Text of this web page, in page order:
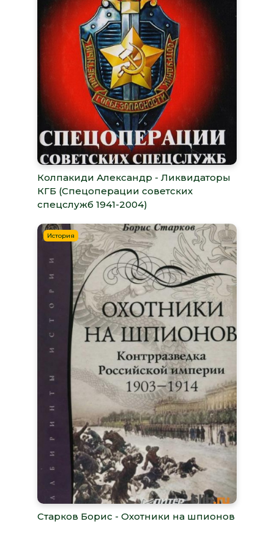
Колпакиди Александр - Ликвидаторы
КГБ (Спецоперации советских
спецслужб 1941-2004)
История
Старков Борис - Охотники на шпионов